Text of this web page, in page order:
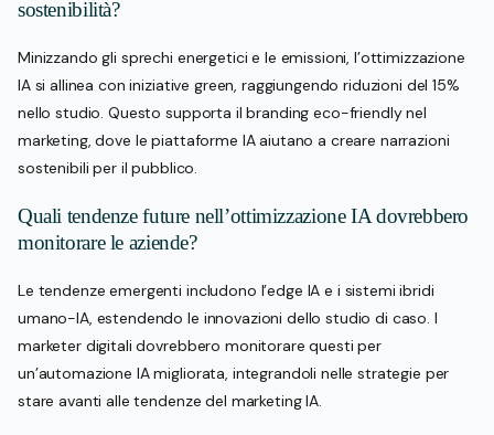
sostenibilità?
Minizzando gli sprechi energetici e le emissioni, l’ottimizzazione
IA si allinea con iniziative green, raggiungendo riduzioni del 15%
nello studio. Questo supporta il branding eco-friendly nel
marketing, dove le piattaforme IA aiutano a creare narrazioni
sostenibili per il pubblico.
Quali tendenze future nell’ottimizzazione IA dovrebbero
monitorare le aziende?
Le tendenze emergenti includono l’edge IA e i sistemi ibridi
umano-IA, estendendo le innovazioni dello studio di caso. I
marketer digitali dovrebbero monitorare questi per
un’automazione IA migliorata, integrandoli nelle strategie per
stare avanti alle tendenze del marketing IA.